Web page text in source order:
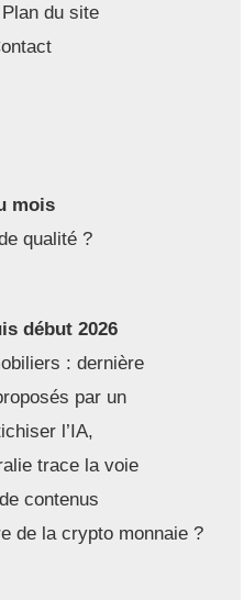
Plan du site
mois
qualité ?
début 2026
: dernière
par un
l’IA,
trace la voie
contenus
de la crypto monnaie ?